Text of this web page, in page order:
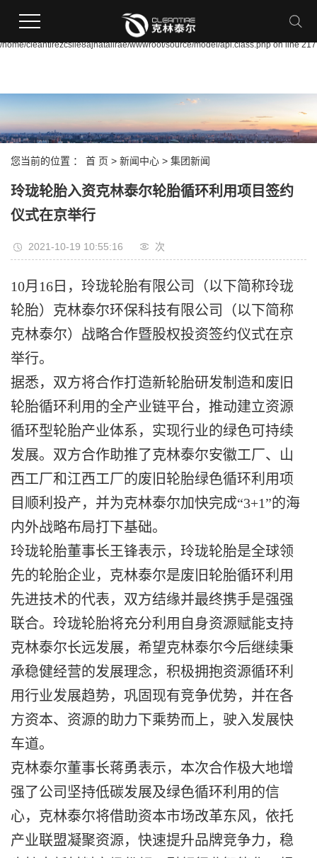
file_put_contents(/home/cleantirezcslle8ajnataiirae/wwwroot/source/cache/
failed to open stream: Permission denied in
/home/cleantirezcslle8ajnataiirae/wwwroot/source/model/api.class.php on line 217
您当前的位置 ： 首 页 > 新闻中心 > 集团新闻
玲珑轮胎入资克林泰尔轮胎循环利用项目签约
仪式在京举行
2021-10-19 10:55:16 次
10月16日，玲珑轮胎有限公司（以下简称玲珑
轮胎）克林泰尔环保科技有限公司（以下简称
克林泰尔）战略合作暨股权投资签约仪式在京
举行。
据悉，双方将合作打造新轮胎研发制造和废旧
轮胎循环利用的全产业链平台，推动建立资源
循环型轮胎产业体系，实现行业的绿色可持续
发展。双方合作助推了克林泰尔安徽工厂、山
西工厂和江西工厂的废旧轮胎绿色循环利用项
目顺利投产，并为克林泰尔加快完成“3+1”的海
内外战略布局打下基础。
玲珑轮胎董事长王锋表示，玲珑轮胎是全球领
先的轮胎企业，克林泰尔是废旧轮胎循环利用
先进技术的代表，双方结缘并最终携手是强强
联合。玲珑轮胎将充分利用自身资源赋能支持
克林泰尔长远发展，希望克林泰尔今后继续秉
承稳健经营的发展理念，积极拥抱资源循环利
用行业发展趋势，巩固现有竞争优势，并在各
方资本、资源的助力下乘势而上，驶入发展快
车道。
克林泰尔董事长蒋勇表示，本次合作极大地增
强了公司坚持低碳发展及绿色循环利用的信
心，克林泰尔将借助资本市场改革东风，依托
产业联盟凝聚资源，快速提升品牌竞争力，稳